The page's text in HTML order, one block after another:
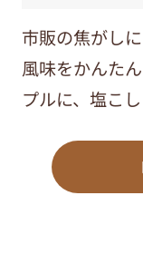
市販の焦がし
風味をかんた
プルに、塩こ